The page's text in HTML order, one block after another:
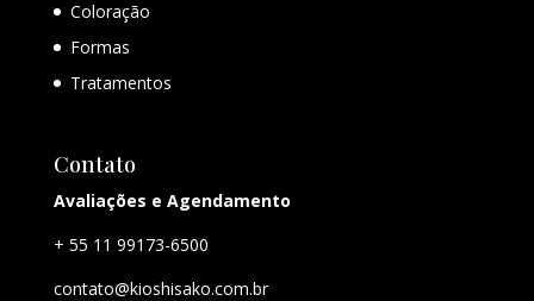
Coloração
Formas
Tratamentos
Contato
Avaliações e Agendamento
+ 55 11 99173-6500
contato@kioshisako.com.br